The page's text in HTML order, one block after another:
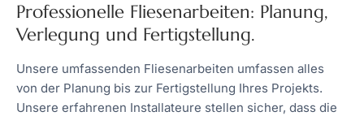
Professionelle Fliesenarbeiten: Planung,
Verlegung und Fertigstellung.​
Unsere umfassenden Fliesenarbeiten umfassen alles
von der Planung bis zur Fertigstellung Ihres Projekts.
Unsere erfahrenen Installateure stellen sicher, dass die